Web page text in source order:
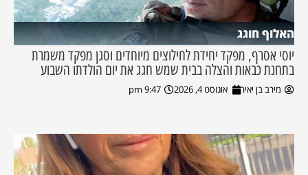
האלוף חוגג
יוסי אסרף, מפקד יחידת לחילוצים מיוחדים וסגן מפקד משמרת
בתחנת כבאות והצלה בבית שמש חגג את יום הולדתו השבוע
מירב בן יאיר אוגוסט 4, 2026 9:47 pm